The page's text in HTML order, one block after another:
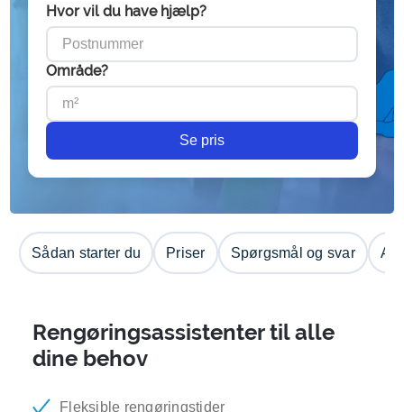
Hvor vil du have hjælp?
Område?
Se pris
Sådan starter du Priser Spørgsmål og svar
Rengøringsassistenter til alle
dine behov
Fleksible rengøringstider